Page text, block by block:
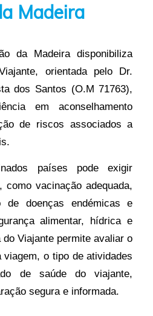
Madeira
da Madeira disponibiliza
orientada pelo Dr.
dos Santos (O.M 71763),
em aconselhamento
de riscos associados a
países pode exigir
como vacinação adequada,
de doenças endémicas e
alimentar, hídrica e
Viajante permite avaliar o
viagem, o tipo de atividades
de saúde do viajante,
segura e informada.